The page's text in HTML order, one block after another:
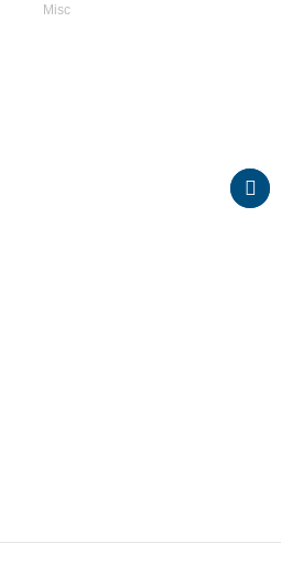
Misc